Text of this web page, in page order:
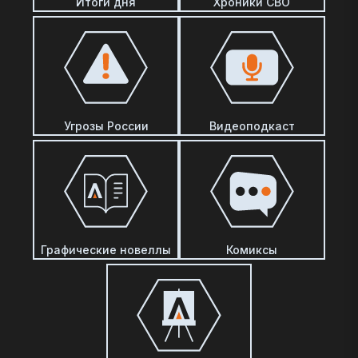
Угрозы России Видеоподкаст
Графические новеллы Комиксы